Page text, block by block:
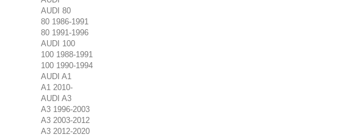
AUDI 80
80 1986-1991
80 1991-1996
AUDI 100
100 1988-1991
100 1990-1994
AUDI A1
A1 2010-
AUDI A3
A3 1996-2003
A3 2003-2012
A3 2012-2020